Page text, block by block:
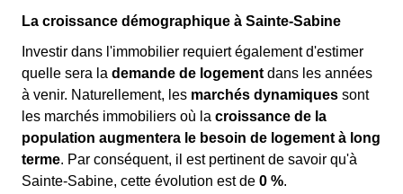
La croissance démographique à Sainte-Sabine
Investir dans l'immobilier requiert également d'estimer
quelle sera la demande de logement dans les années
à venir. Naturellement, les marchés dynamiques sont
les marchés immobiliers où la croissance de la
population augmentera le besoin de logement à long
terme. Par conséquent, il est pertinent de savoir qu'à
Sainte-Sabine, cette évolution est de 0 %.